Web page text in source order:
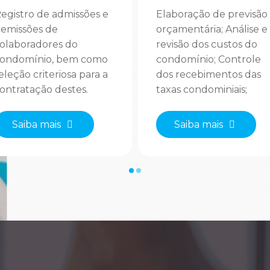
de admissões e
de
do
bem como
criteriosa para a
destes.
de treinamento
participação em
presenciais
Saiba mais
Elaboração de previsão
orçamentária; Análise e
revisão dos custos do
condomínio; Controle
dos recebimentos das
taxas condominiais;
obrigações do
condomínio; Conciliação
Saiba mais